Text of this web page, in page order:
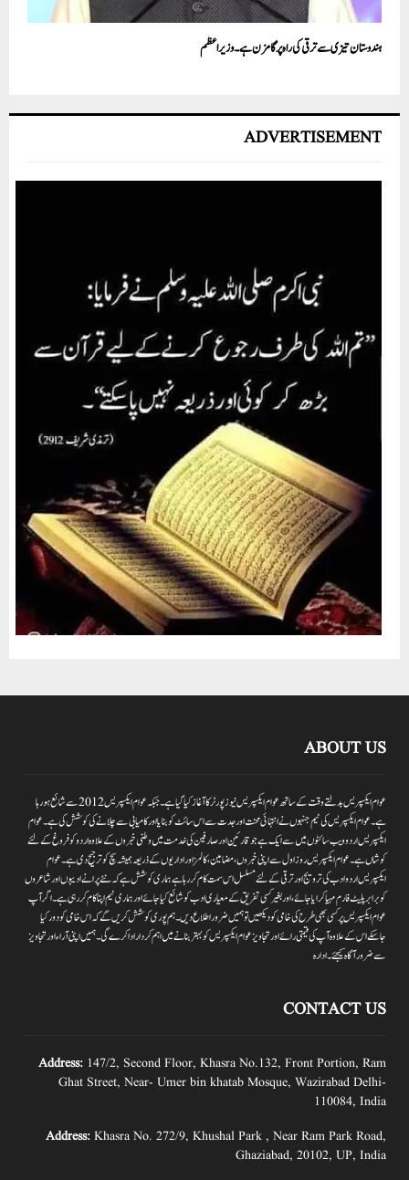
ہندوستان تیزی سے ترقی کی راہ پر گامزن ہے۔ وزیر اعظم
ADVERTISEMENT
ABOUT US
عوام ایکسپریس بدلتے وقت کے ساتھ عوام ایکسپریس نیوز پورٹر کا آغاز کیا گیا ہے۔جبکہ عوام ایکسپریس 2012سے شائع ہورہا
ہے۔ عوام ایکسپریس کی ٹیم جنہوں نے انتہائی محنت اور جدت سے اس سائٹ کو بنایا اور کامیابی سے چلانے کی کوشش کی ہے۔عوام
ایکسپریس اردو ویب سائٹوں میں سے ایک ہے جو قارئین اور صارفین کی خدمت میں وطنی خبروں کے علاوہ اردو کو فروغ کے لئے
کوشاں ہے۔عوام ایکسپریس روز اول سے اپنی خبروں ،مضامین ،کالمز اور اداریوں کے ذریعہ ہمیشہ سچ کو ترجیح دی ہے۔عوام
ایکسپریس اردو ادب کی ترویج اور ترقی کے لئے مسلسل اس سمت کام کر رہا ہے ہماری کوشش ہے کہ نئے پرانے ادیبوں اور شاعروں
کو برابر پلیٹ فارم مہیا کرایا جائے،اور بغیر کسی تفریق کے معیاری ادب کو شائع کیا جائے اور ہماری ٹیم اپنا کام کر رہی ہے۔اگر آپ
عوام ایکسپریس پر کسی بھی طرح کی خامی کو دیکھیں تو ہمیں ضرور اطلاع دیں۔ہم پوری کوشش کریں گے کہ اس خامی کو دور کیا
جاسکے اس کے علاوہ آپ کی قیمتی رائے اور تجاویز عوام ایکسپریس کو بہتر بنانے میں اہم کردار اداکرے گی۔ہمیں اپنی آراءاور تجاویز
سے ضرور آگاہ کیجئے۔ ادارہ
CONTACT US
Address: 147/2, Second Floor, Khasra No.132, Front Portion, Ram
Ghat Street, Near- Umer bin khatab Mosque, Wazirabad Delhi-
110084, India
Address: Khasra No. 272/9, Khushal Park , Near Ram Park Road,
Ghaziabad, 20102, UP, India